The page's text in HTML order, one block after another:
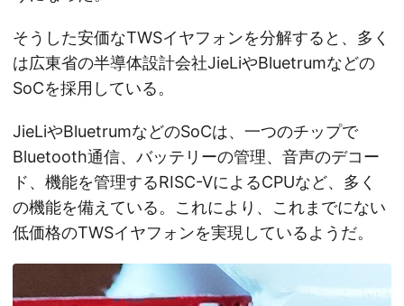
そうした安価なTWSイヤフォンを分解すると、多く
は広東省の半導体設計会社JieLiやBluetrumなどの
SoCを採用している。
JieLiやBluetrumなどのSoCは、一つのチップで
Bluetooth通信、バッテリーの管理、音声のデコー
ド、機能を管理するRISC-VによるCPUなど、多く
の機能を備えている。これにより、これまでにない
低価格のTWSイヤフォンを実現しているようだ。